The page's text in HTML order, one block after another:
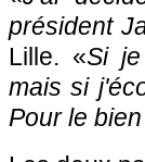
président
Lille. «Si je
mais si
Pour le